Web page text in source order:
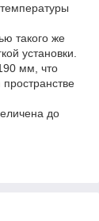
такого же
установки.
мм, что
до